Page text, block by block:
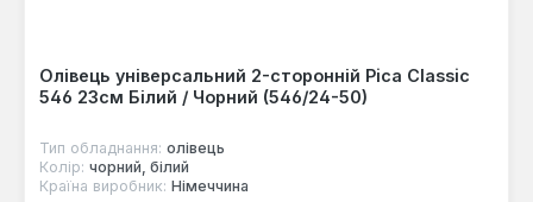
Олівець універсальний 2-сторонній Pica Classic
546 23см Білий / Чорний (546/24-50)
Тип обладнання: олівець
Колір: чорний, білий
Країна виробник: Німеччина